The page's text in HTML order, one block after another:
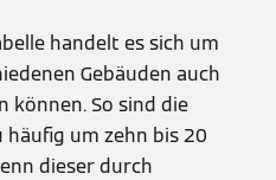
handelt es sich um
Gebäuden auch
können. So sind die
um zehn bis 20
dieser durch